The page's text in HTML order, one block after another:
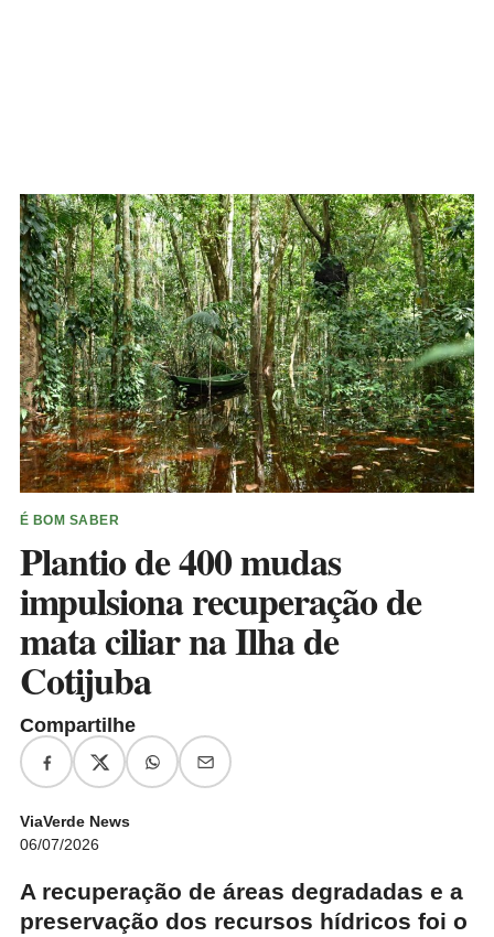
É BOM SABER
Plantio de 400 mudas
impulsiona recuperação de
mata ciliar na Ilha de
Cotijuba
Compartilhe
ViaVerde News
06/07/2026
A recuperação de áreas degradadas e a
preservação dos recursos hídricos foi o